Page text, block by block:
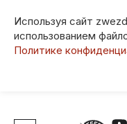
Используя сайт
использованием
Политике